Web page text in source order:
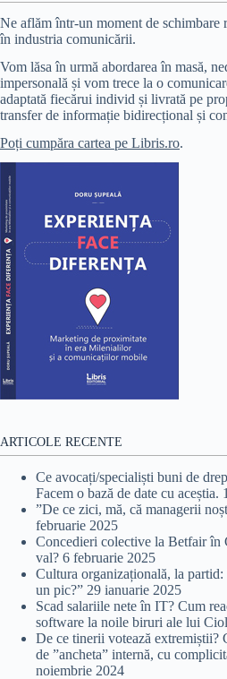
Ne aflăm într-un moment de schimbare
în industria comunicării.
Vom lăsa în urmă abordarea în masă,
impersonală și vom trece la o
adaptată fiecărui individ și livrată pe
transfer de informație bidirecțional și
Poți cumpăra cartea pe Libris.ro.
ARTICOLE RECENTE
Ce avocați/specialiști buni de
Facem o bază de date cu aceștia.
”De ce zici, mă, că managerii
februarie 2025
Concedieri colective la Betfair în
val? 6 februarie 2025
Cultura organizațională, la partid:
un pic?” 29 ianuarie 2025
Scad salariile nete în IT? Cum
software la noile biruri ale lui
De ce tinerii votează extremiștii?
de ”ancheta” internă, cu
noiembrie 2024